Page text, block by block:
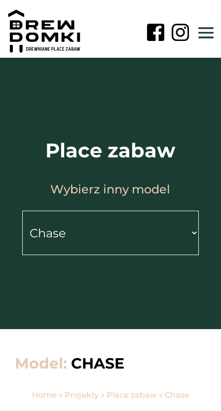
Place zabaw
Wybierz inny model
Model: CHASE
Home » Projekty » Place zabaw » Chase